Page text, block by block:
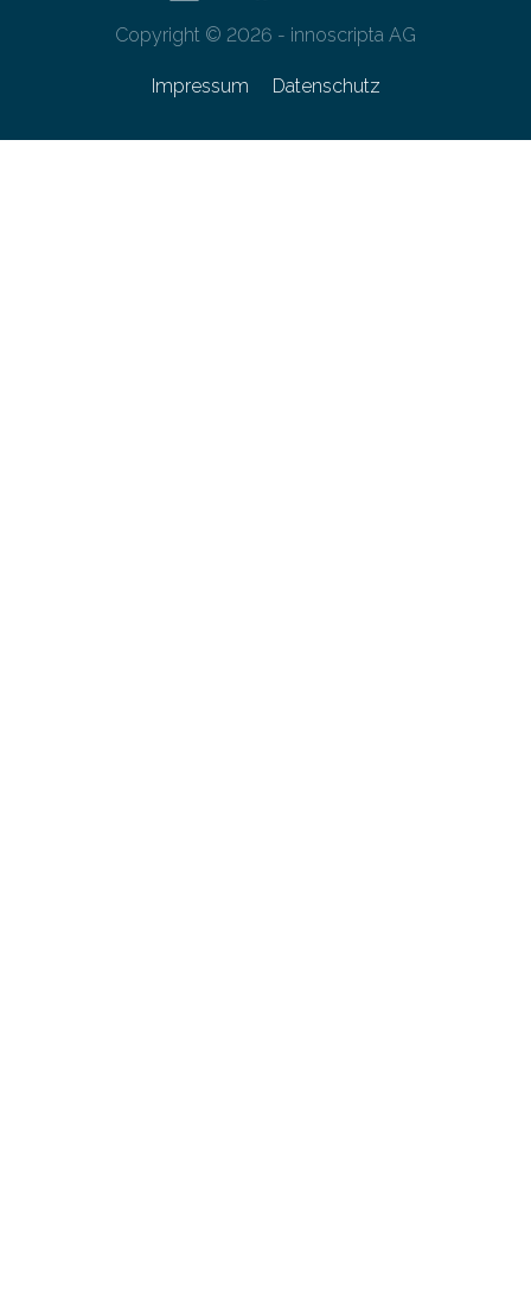
Copyright © 2026 - innoscripta AG
Impressum Datenschutz